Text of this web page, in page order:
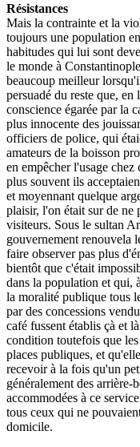
Résistances
Mais la contrainte et la
toujours une population
habitudes qui lui sont
le monde à
beaucoup meilleur
persuadé du reste que,
conscience égarée par la
plus innocente des
officiers de police, qui
amateurs de la boisson
en empêcher l'usage
plus souvent ils
et moyennant quelque
plaisir, l'on était sur de ne
visiteurs. Sous le sultan
gouvernement renouvela
faire observer pas plus
bientôt que c'était
dans la population et qui,
la moralité publique tous
par des concessions
café fussent établis çà et
condition toutefois que
places publiques, et
recevoir à la fois qu'un
généralement des
accommodées à ce
tous ceux qui ne
domicile.